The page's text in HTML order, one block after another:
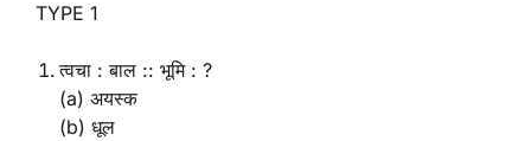
TYPE 1
त्वचा : बाल :: भूमि : ?
(a) अयस्क
(b) धूल